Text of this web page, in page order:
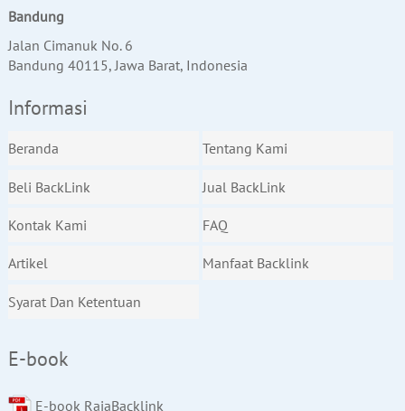
Bandung
Jalan Cimanuk No. 6
Bandung 40115, Jawa Barat, Indonesia
Informasi
Beranda Tentang Kami
Beli BackLink Jual BackLink
Kontak Kami FAQ
Artikel Manfaat Backlink
Syarat Dan Ketentuan
E-book
E-book RajaBacklink